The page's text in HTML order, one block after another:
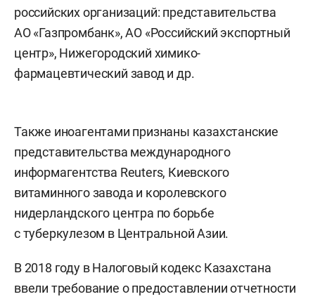
российских организаций: представительства
АО «Газпромбанк», АО «Российский экспортный
центр», Нижегородский химико-
фармацевтический завод и др.
Также иноагентами признаны казахстанские
представительства международного
информагентства Reuters, Киевского
витаминного завода и королевского
нидерландского центра по борьбе
с туберкулезом в Центральной Азии.
В 2018 году в Налоговый кодекс Казахстана
ввели требование о предоставлении отчетности